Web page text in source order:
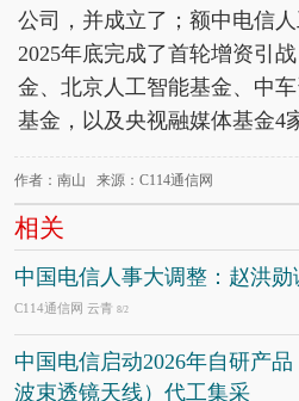
公司，并成立了；额中电信
2025年底完成了首轮增资引
金、北京人工智能基金、中
基金，以及央视融媒体基金4
作者：南山 来源：C114通信网
相关
中国电信人事大调整：赵洪
C114通信网 云青 8/2
中国电信启动2026年自研产
波束透镜天线）代工集采